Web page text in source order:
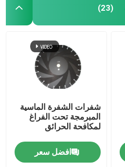
(23)
شفرات الشفرة الماسية
المبرمجة تحت الفراغ
لمكافحة الحرائق
افضل سعر